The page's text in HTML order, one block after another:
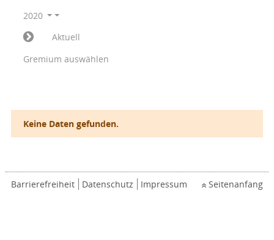
2020
Aktuell
Gremium auswählen
Keine Daten gefunden.
Barrierefreiheit Datenschutz Impressum Seitenanfang